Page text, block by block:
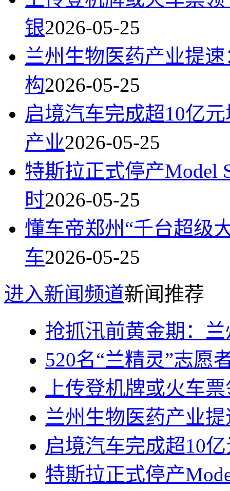
银2026-05-25
兰州生物医药产业提
构2026-05-25
启境汽车完成超10亿
产业2026-05-25
特斯拉正式停产Model
时2026-05-25
懂车帝郑州“千台超级
车2026-05-25
进入新闻频道新闻推荐
抢抓汛前黄金期：
520名“兰精灵”志愿
上传登机牌或火车
兰州生物医药产业
启境汽车完成超10
特斯拉正式停产